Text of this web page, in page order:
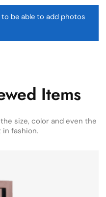
be able to add photos
Items
size, color and even the
in fashion.